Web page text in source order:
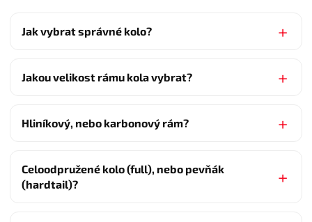
Jak vybrat správné kolo?
Jakou velikost rámu kola vybrat?
Hliníkový, nebo karbonový rám?
Celoodpružené kolo (full), nebo pevňák
(hardtail)?